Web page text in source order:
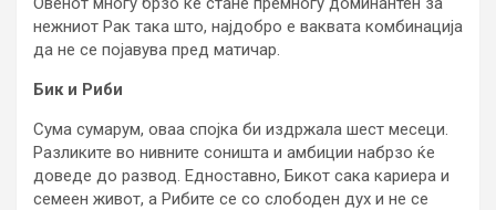
нежниот Рак така што, најдобро е ваквата комбинација
да не се појавува пред матичар.
Бик и Риби
Сума сумарум, оваа спојка би издржала шест месеци.
Разликите во нивните соништа и амбиции набрзо ќе
доведе до развод. Едноставно, Бикот сака кариера и
семеен живот, а Рибите се со слободен дух и не се